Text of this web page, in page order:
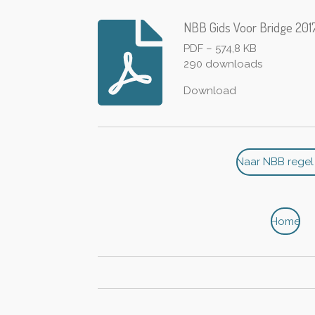
NBB Gids Voor Bridge
PDF – 574,8 KB
290 downloads
Download
Naar NBB
Home